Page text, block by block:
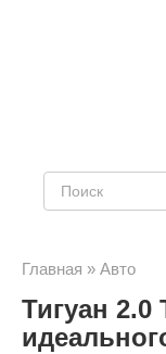
Главная » Авто
Тигуан 2.0